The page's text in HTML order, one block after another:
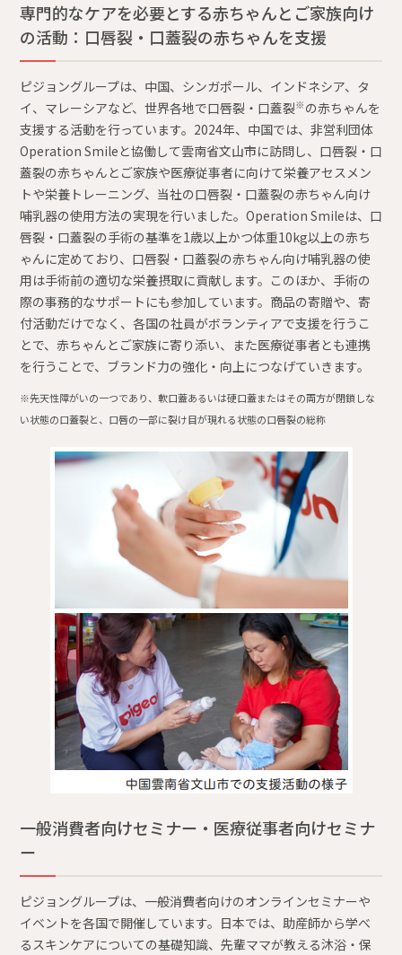
専門的なケアを必要とする赤ちゃんとご家族向け
の活動：口唇裂・口蓋裂の赤ちゃんを支援
ピジョングループは、中国、シンガポール、インドネシア、タ
イ、マレーシアなど、世界各地で口唇裂・口蓋裂※ の赤ちゃんを
支援する活動を行っています。2024年、中国では、非営利団体
Operation Smileと協働して雲南省文山市に訪問し、口唇裂・口
蓋裂の赤ちゃんとご家族や医療従事者に向けて栄養アセスメン
トや栄養トレーニング、当社の口唇裂・口蓋裂の赤ちゃん向け
哺乳器の使用方法の実現を行いました。Operation Smileは、口
唇裂・口蓋裂の手術の基準を1歳以上かつ体重10kg以上の赤ち
ゃんに定めており、口唇裂・口蓋裂の赤ちゃん向け哺乳器の使
用は手術前の適切な栄養摂取に貢献します。このほか、手術の
際の事務的なサポートにも参加しています。商品の寄贈や、寄
付活動だけでなく、各国の社員がボランティアで支援を行うこ
とで、赤ちゃんとご家族に寄り添い、また医療従事者とも連携
を行うことで、ブランド力の強化・向上につなげていきます。
※先天性障がいの一つであり、軟口蓋あるいは硬口蓋またはその両方が閉鎖しな
い状態の口蓋裂と、口唇の一部に裂け目が現れる状態の口唇裂の総称
一般消費者向けセミナー・医療従事者向けセミナ
ー
ピジョングループは、一般消費者向けのオンラインセミナーや
イベントを各国で開催しています。日本では、助産師から学べ
るスキンケアについての基礎知識、先輩ママが教える沐浴・保